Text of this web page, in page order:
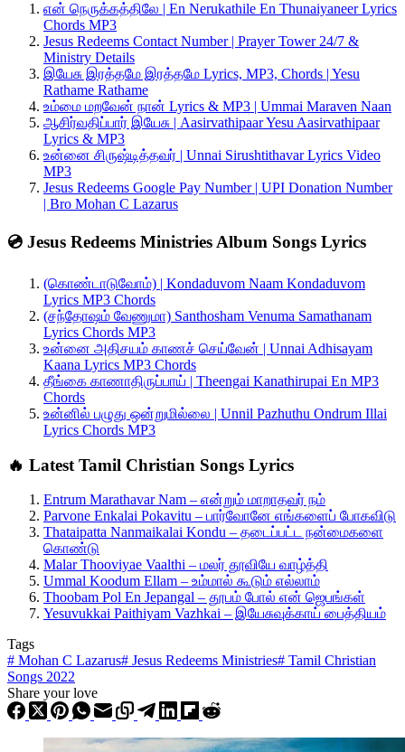
என் நெருக்கத்திலே | En Nerukathile En Thunaiyaneer Lyrics
Chords MP3
Jesus Redeems Contact Number | Prayer Tower 24/7 &
Ministry Details
இயேசு இரத்தமே இரத்தமே Lyrics, MP3, Chords | Yesu
Rathame Rathame
உம்மை மறவேன் நான் Lyrics & MP3 | Ummai Maraven Naan
ஆசிர்வதிப்பார் இயேசு | Aasirvathipaar Yesu Aasirvathipaar
Lyrics & MP3
உன்னை சிருஷ்டித்தவர் | Unnai Sirushtithavar Lyrics Video
MP3
Jesus Redeems Google Pay Number | UPI Donation Number
| Bro Mohan C Lazarus
💿 Jesus Redeems Ministries Album Songs Lyrics
(கொண்டாடுவோம்) | Kondaduvom Naam Kondaduvom
Lyrics MP3 Chords
(சந்தோஷம் வேணுமா) Santhosham Venuma Samathanam
Lyrics Chords MP3
உன்னை அதிசயம் காணச் செய்வேன் | Unnai Adhisayam
Kaana Lyrics MP3 Chords
தீங்கை காணாதிருப்பாய் | Theengai Kanathirupai En MP3
Chords
உன்னில் பழுது ஒன்றுமில்லை | Unnil Pazhuthu Ondrum Illai
Lyrics Chords MP3
🔥 Latest Tamil Christian Songs Lyrics
Entrum Marathavar Nam – என்றும் மாறாதவர் நம்
Parvone Enkalai Pokavitu – பார்வோனே எங்களைப் போகவிடு
Thataipatta Nanmaikalai Kondu – தடைப்பட்ட நன்மைகளை
கொண்டு
Malar Thooviyae Vaalthi – மலர் தூவியே வாழ்த்தி
Ummal Koodum Ellam – உம்மால் கூடும் எல்லாம்
Thoobam Pol En Jepangal – தூபம் போல் என் ஜெபங்கள்
Yesuvukkai Paithiyam Vazhkai – இயேசுவுக்காய் பைத்தியம்
Tags
# Mohan C Lazarus# Jesus Redeems Ministries# Tamil Christian
Songs 2022
Share your love